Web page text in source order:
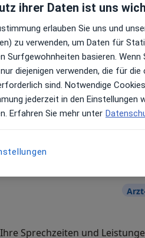
und Kosten
über Leistungen
Sprechzeiten und
ihrer Daten ist uns
erlauben Sie uns und
zu verwenden, um Daten für
Surfgewohnheiten basieren.
diejenigen verwenden, die für
sind. Notwendige
jederzeit in den Einstellungen
Erfahren Sie mehr unter